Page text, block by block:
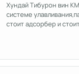
Хундай Тибурон вин
системе
стоит адсорбер и